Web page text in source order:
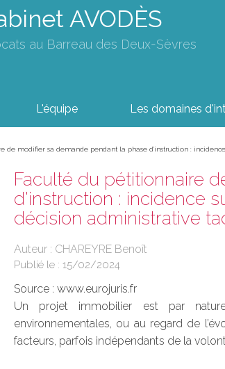
AVODÈS
au Barreau des Deux-Sèvres
L'équipe Les domaines
de modifier sa demande pendant la phase d'instruction :
Faculté du pétitionnaire
d'instruction : incidence
décision administrative
Auteur : CHAREYRE Benoît
Publié le : 15/02/2024
Source : www.eurojuris.fr
Un projet immobilier est par nature
environnementales, ou au regard de
facteurs, parfois indépendants de la